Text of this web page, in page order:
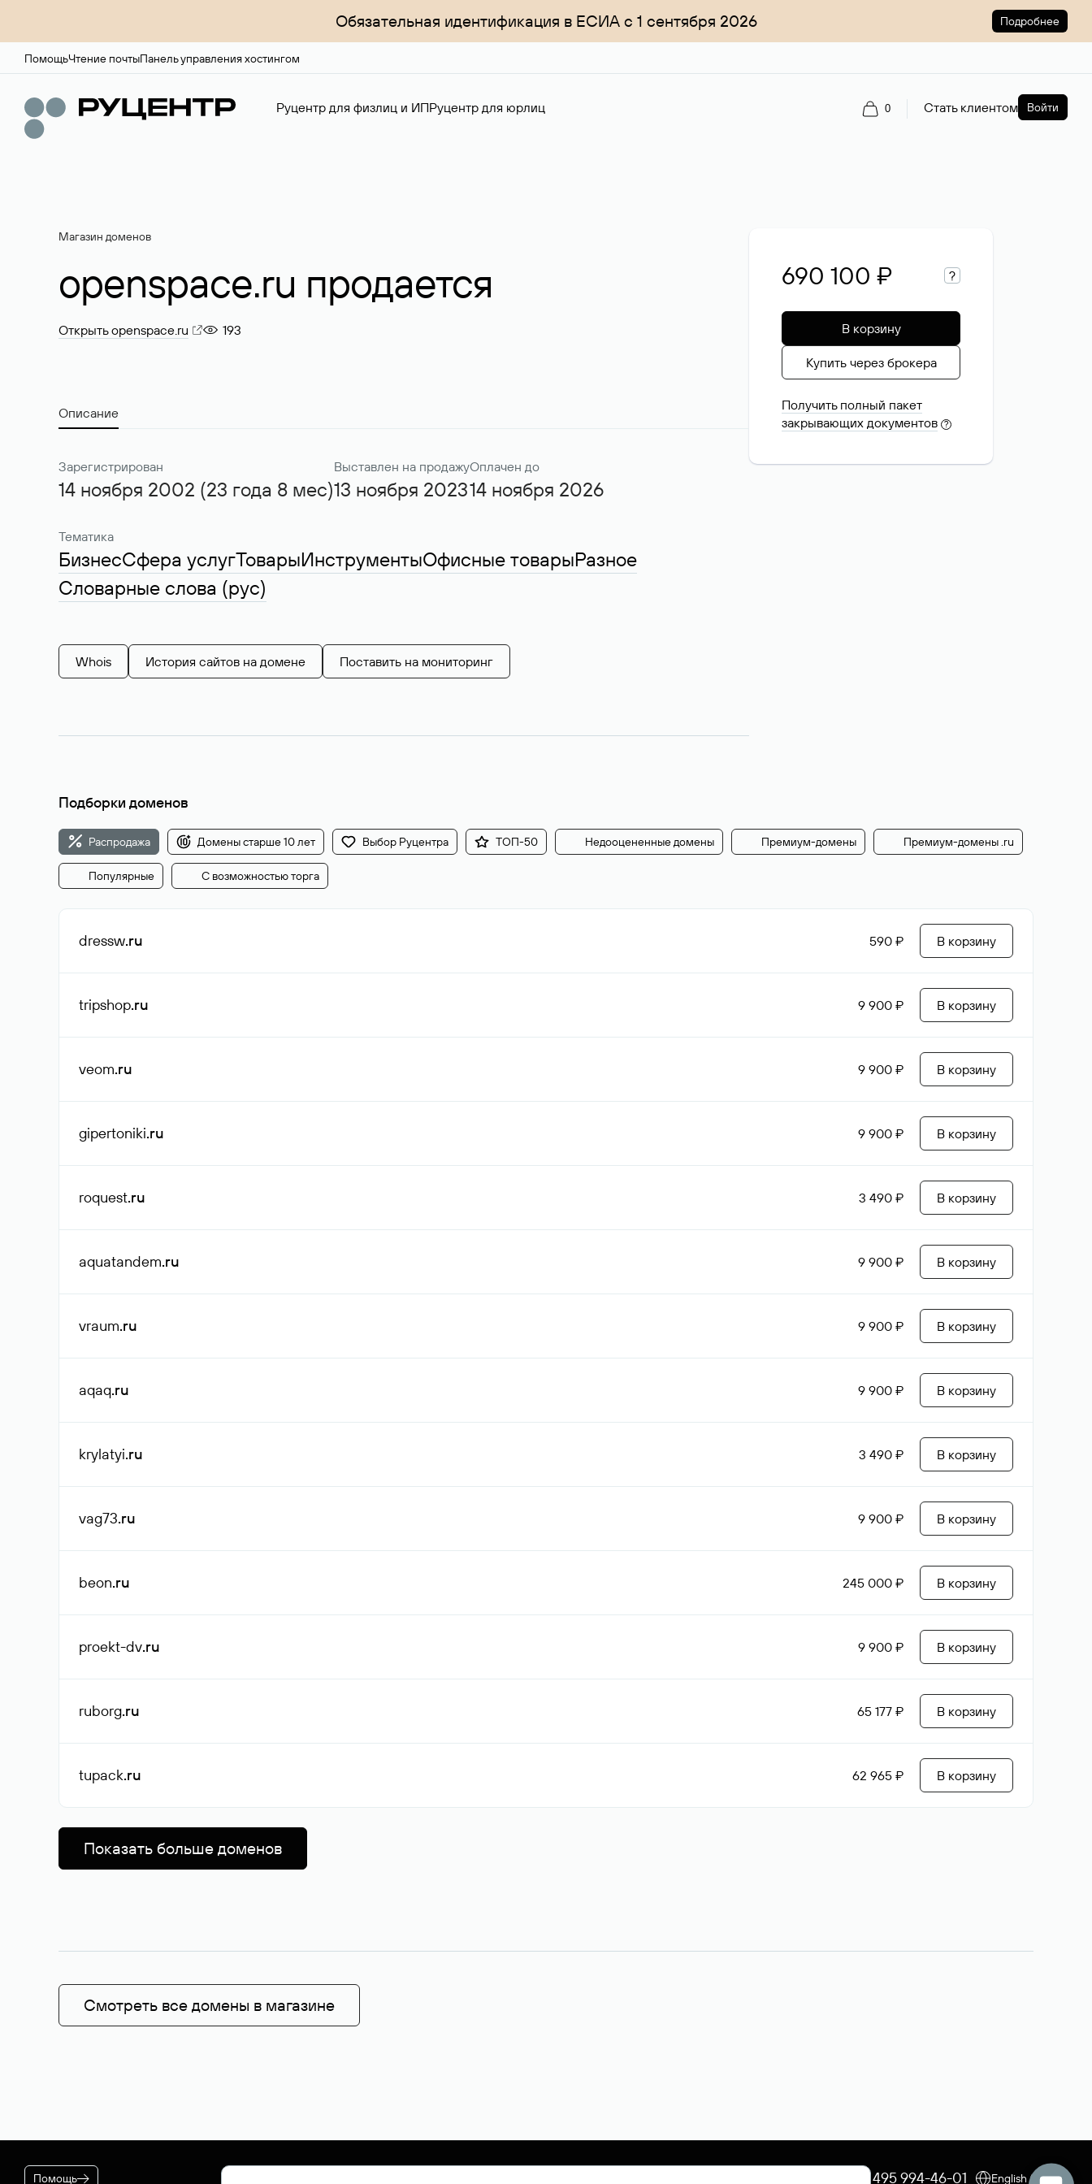
Обязательная идентификация в ЕСИА с 1 сентября 2026 Подробнее
ПомощьЧтение почтыПанель управления хостингом
Руцентр для физлиц и ИПРуцентр для юрлиц 0 Стать клиентом Войти
Магазин доменов
openspace.ru продается
Открыть openspace.ru 193
Описание
Зарегистрирован
14 ноября 2002 (23 года 8 мес)
Выставлен на продажу
13 ноября 2023
Оплачен до
14 ноября 2026
Тематика
БизнесСфера услугТоварыИнструментыОфисные товарыРазное
Словарные слова (рус)
Whois История сайтов на домене Поставить на мониторинг
690 100 ₽ ?
В корзину
Купить через брокера
Получить полный пакет
закрывающих документов ?
Подборки доменов
Распродажа Домены старше 10 лет Выбор Руцентра ТОП-50 Недооцененные домены Премиум-домены Премиум-домены .ru
Популярные С возможностью торга
dressw.ru 590 ₽ В корзину
tripshop.ru 9 900 ₽ В корзину
veom.ru 9 900 ₽ В корзину
gipertoniki.ru 9 900 ₽ В корзину
roquest.ru 3 490 ₽ В корзину
aquatandem.ru 9 900 ₽ В корзину
vraum.ru 9 900 ₽ В корзину
aqaq.ru 9 900 ₽ В корзину
krylatyi.ru 3 490 ₽ В корзину
vag73.ru 9 900 ₽ В корзину
beon.ru 245 000 ₽ В корзину
proekt-dv.ru 9 900 ₽ В корзину
ruborg.ru 65 177 ₽ В корзину
tupack.ru 62 965 ₽ В корзину
Показать больше доменов
Смотреть все домены в магазине
Помощь +7 495 994-46-01 English (USD)